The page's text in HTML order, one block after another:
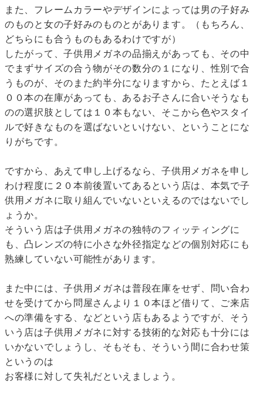
また、フレームカラーやデザインによっては男の子好み
のものと女の子好みのものとがあります。（もちろん、
どちらにも合うものもあるわけですが）
したがって、子供用メガネの品揃えがあっても、その中
でまずサイズの合う物がその数分の１になり、性別で合
うものが、そのまた約半分になりますから、たとえば１
００本の在庫があっても、あるお子さんに合いそうなも
のの選択肢としては１０本もない、そこから色やスタイ
ルで好きなものを選ばないといけない、ということにな
りがちです。
ですから、あえて申し上げるなら、子供用メガネを申し
わけ程度に２０本前後置いてあるという店は、本気で子
供用メガネに取り組んでいないといえるのではないでし
ょうか。
そういう店は子供用メガネの独特のフィッティングに
も、凸レンズの特に小さな外径指定などの個別対応にも
熟練していない可能性があります。
また中には、子供用メガネは普段在庫をせず、問い合わ
せを受けてから問屋さんより１０本ほど借りて、ご来店
への準備をする、などという店もあるようですが、そう
いう店は子供用メガネに対する技術的な対応も十分には
いかないでしょうし、そもそも、そういう間に合わせ策
というのは
お客様に対して失礼だといえましょう。